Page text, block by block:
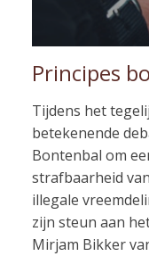
Principes
Tijdens het
betekenende
Bontenbal om
strafbaarheid
illegale
zijn steun aan
Mirjam Bikker